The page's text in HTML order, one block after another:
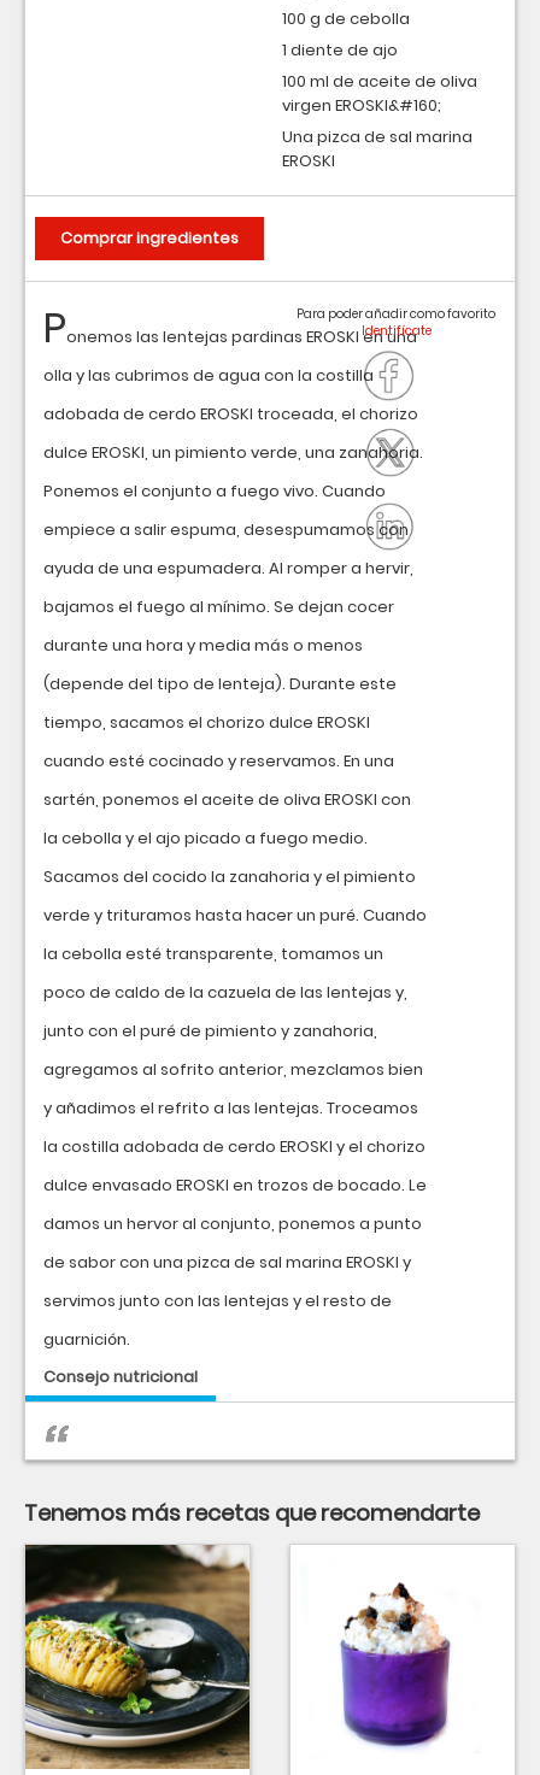
Ponemos las lentejas pardinas EROSKI en una
olla y las cubrimos de agua con la costilla
adobada de cerdo EROSKI troceada, el chorizo
dulce EROSKI, un pimiento verde, una zanahoria.
Ponemos el conjunto a fuego vivo. Cuando
empiece a salir espuma, desespumamos con
ayuda de una espumadera. Al romper a hervir,
bajamos el fuego al mínimo. Se dejan cocer
durante una hora y media más o menos
(depende del tipo de lenteja). Durante este
tiempo, sacamos el chorizo dulce EROSKI
cuando esté cocinado y reservamos. En una
sartén, ponemos el aceite de oliva EROSKI con
la cebolla y el ajo picado a fuego medio.
Sacamos del cocido la zanahoria y el pimiento
verde y trituramos hasta hacer un puré. Cuando
la cebolla esté transparente, tomamos un
poco de caldo de la cazuela de las lentejas y,
junto con el puré de pimiento y zanahoria,
agregamos al sofrito anterior, mezclamos bien
y añadimos el refrito a las lentejas. Troceamos
la costilla adobada de cerdo EROSKI y el chorizo
dulce envasado EROSKI en trozos de bocado. Le
damos un hervor al conjunto, ponemos a punto
de sabor con una pizca de sal marina EROSKI y
servimos junto con las lentejas y el resto de
guarnición.
Consejo nutricional
Para poder añadir como favorito
100 g de cebolla
1 diente de ajo
100 ml de aceite de oliva
virgen EROSKI&#160;
Una pizca de sal marina
EROSKI
Comprar ingredientes
Tenemos más recetas que recomendarte